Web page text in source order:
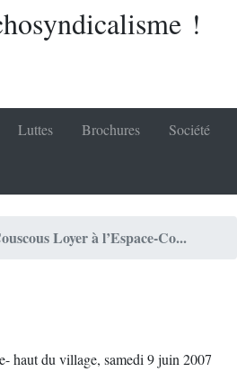
!
Luttes Brochures Société
Loyer à l’Espace-Co...
haut du village, samedi 9 juin 2007